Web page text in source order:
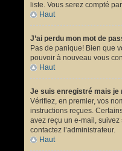
liste. Vous serez compté
Haut
J’ai perdu mon mot de
Pas de panique! Bien que
pouvoir à nouveau vous
Haut
Je suis enregistré mais je
Vérifiez, en premier, vos
instructions reçues.
avez reçu un e-mail, suivez
contactez l’administrateur.
Haut